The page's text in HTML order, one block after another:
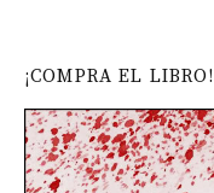
¡COMPRA EL LIBRO!